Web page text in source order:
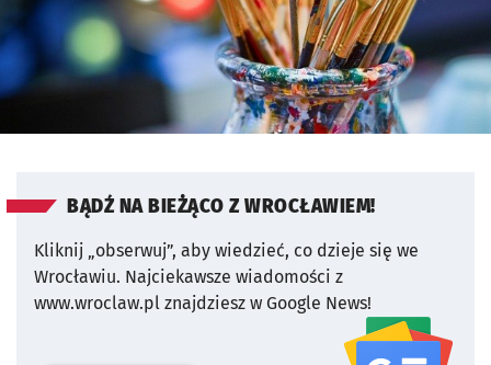
BĄDŹ NA BIEŻĄCO Z WROCŁAWIEM!
Kliknij „obserwuj”, aby wiedzieć, co dzieje się we
Wrocławiu. Najciekawsze wiadomości z
www.wroclaw.pl znajdziesz w Google News!